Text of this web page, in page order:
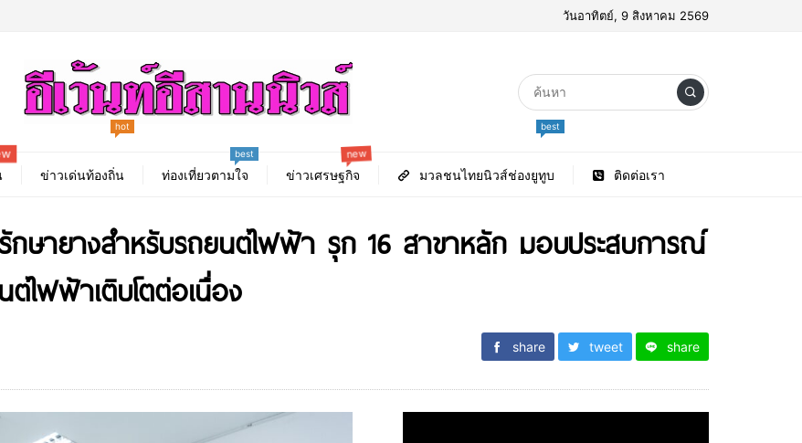
วันอาทิตย์, 9 สิงหาคม 2569
ข่าวเด่นท้องถิ่น ท่องเที่ยวตามใจ
best
ข่าวเศรษฐกิจ
new
มวลชนไทยนิวส์ช่องยูทูบ ติดต่อเรา
กษายางสำหรับรถยนต์ไฟฟ้า รุก 16 สาขาหลัก มอบประสบการณ์
ไฟฟ้าเติบโตต่อเนื่อง
share tweet share